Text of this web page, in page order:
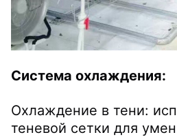
Система охлаждения:
Охлаждение в тени:
теневой сетки для